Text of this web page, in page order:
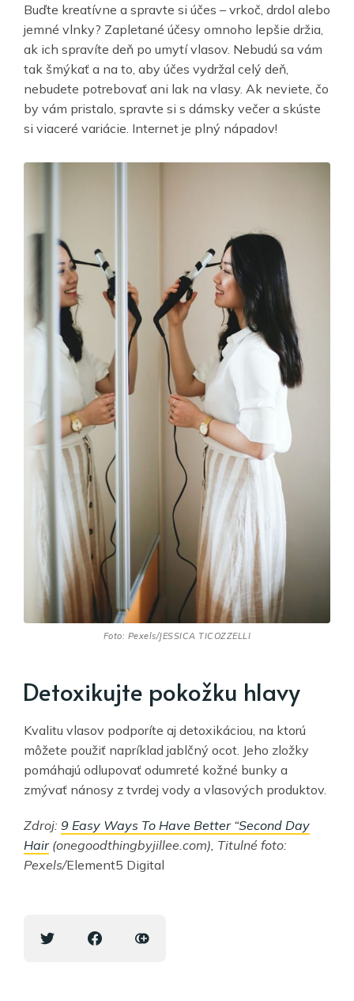
Buďte kreatívne a spravte si účes – vrkoč, drdol alebo
jemné vlnky? Zapletané účesy omnoho lepšie držia,
ak ich spravíte deň po umytí vlasov. Nebudú sa vám
tak šmýkať a na to, aby účes vydržal celý deň,
nebudete potrebovať ani lak na vlasy. Ak neviete, čo
by vám pristalo, spravte si s dámsky večer a skúste
si viaceré variácie. Internet je plný nápadov!
Foto: Pexels/JESSICA TICOZZELLI
Detoxikujte pokožku hlavy
Kvalitu vlasov podporíte aj detoxikáciou, na ktorú
môžete použiť napríklad jablčný ocot. Jeho zložky
pomáhajú odlupovať odumreté kožné bunky a
zmývať nánosy z tvrdej vody a vlasových produktov.
Zdroj: 9 Easy Ways To Have Better “Second Day
Hair(onegoodthingbyjillee.com), Titulné foto:
Pexels/Element5 Digital